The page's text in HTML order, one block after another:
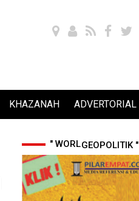
KHAZANAH ADVERTORIAL
" WORLD CUP 2026 & KONFLIK GEOPOLITIK "